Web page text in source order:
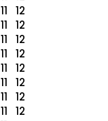
11
12
11
12
11
12
11
12
11
12
11
12
11
12
11
12